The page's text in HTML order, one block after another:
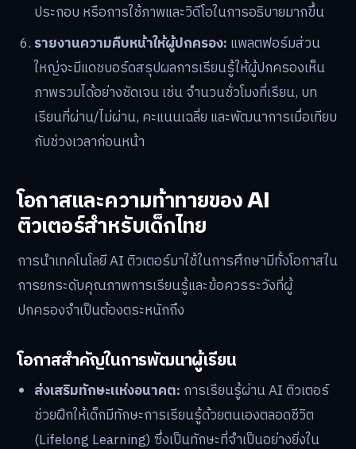
ประกอบ หรือการใช้ภาพและวิดีโอในการอธิบายมากขึ้น
รายงานความคืบหน้าให้ผู้ปกครอง: แพลตฟอร์มส่วน
ใหญ่จะมีแดชบอร์ดสรุปผลการเรียนรู้ให้ผู้ปกครองเห็น
ภาพรวมได้อย่างชัดเจน เช่น จำนวนชั่วโมงที่เรียน, บท
เรียนที่ผ่าน/ไม่ผ่าน, คะแนนเฉลี่ย และพัฒนาการเมื่อเทียบ
กับช่วงเวลาก่อนหน้า
โอกาสและความท้าทายของ AI
ติวเตอร์สำหรับเด็กไทย
การนำเทคโนโลยี AI ติวเตอร์มาใช้ในการศึกษามีทั้งโอกาสใน
การยกระดับคุณภาพการเรียนรู้และข้อควรระวังที่ผู้
ปกครองจำเป็นต้องตระหนักถึง
โอกาสสำคัญในการพัฒนาผู้เรียน
ส่งเสริมทักษะแห่งอนาคต: การเรียนรู้ผ่าน AI ติวเตอร์
ช่วยฝึกให้เด็กมีทักษะการเรียนรู้ด้วยตนเองตลอดชีวิต
(Lifelong Learning) ซึ่งเป็นทักษะที่จำเป็นอย่างยิ่งใน